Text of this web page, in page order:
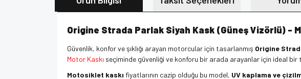
Origine Strada Parlak Siyah Kask (Güneş Vizörlü) -
Güvenlik, konfor ve şıklığı arayan motorcular için tasarlanmış Origine
Motor Kaskı seçiminde güvenliği ve konforu bir arada arayanlar için ideal
Motosiklet kaskı fiyatlarının cazip olduğu bu model, UV kaplama ve